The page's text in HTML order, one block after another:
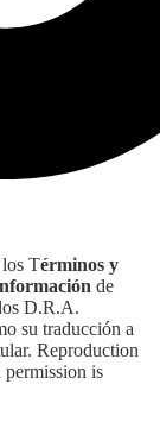
los Términos y
de
D.R.A.
su traducción a
Reproduction
is